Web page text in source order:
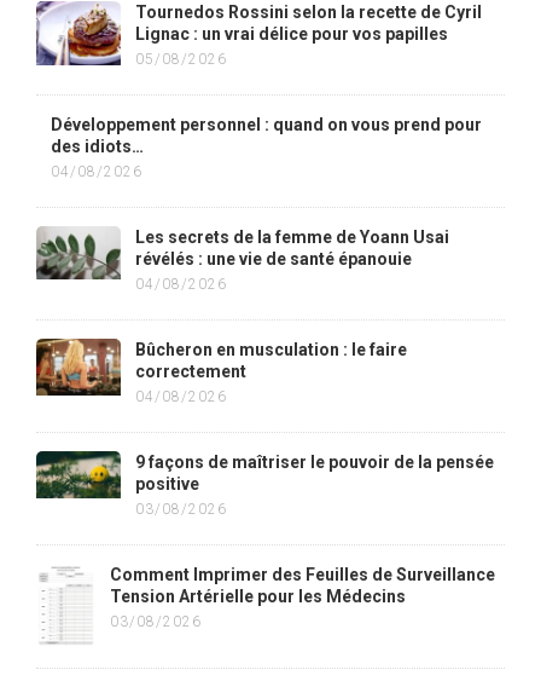
Tournedos Rossini selon la recette de Cyril
Lignac : un vrai délice pour vos papilles
05/08/2026
Développement personnel : quand on vous prend pour
des idiots…
04/08/2026
Les secrets de la femme de Yoann Usai
révélés : une vie de santé épanouie
04/08/2026
Bûcheron en musculation : le faire
correctement
04/08/2026
9 façons de maîtriser le pouvoir de la pensée
positive
03/08/2026
Comment Imprimer des Feuilles de Surveillance
Tension Artérielle pour les Médecins
03/08/2026